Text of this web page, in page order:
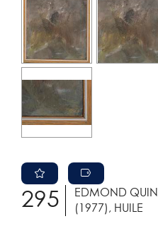
295
EDMOND
(1977), HUILE